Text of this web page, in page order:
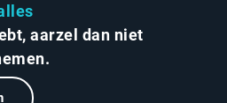
aarzel dan niet